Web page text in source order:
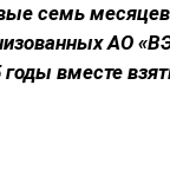
семь
АО
годы вместе